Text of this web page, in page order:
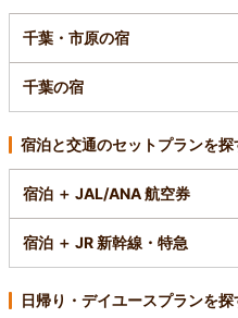
千葉・市原の宿
千葉の宿
宿泊と交通のセットプランを探
宿泊 ＋ JAL/ANA 航空券
宿泊 ＋ JR 新幹線・特急
日帰り・デイユースプランを探